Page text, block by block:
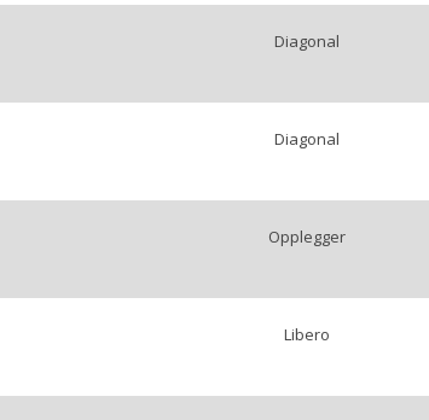
Diagonal
Diagonal
Opplegger
Libero